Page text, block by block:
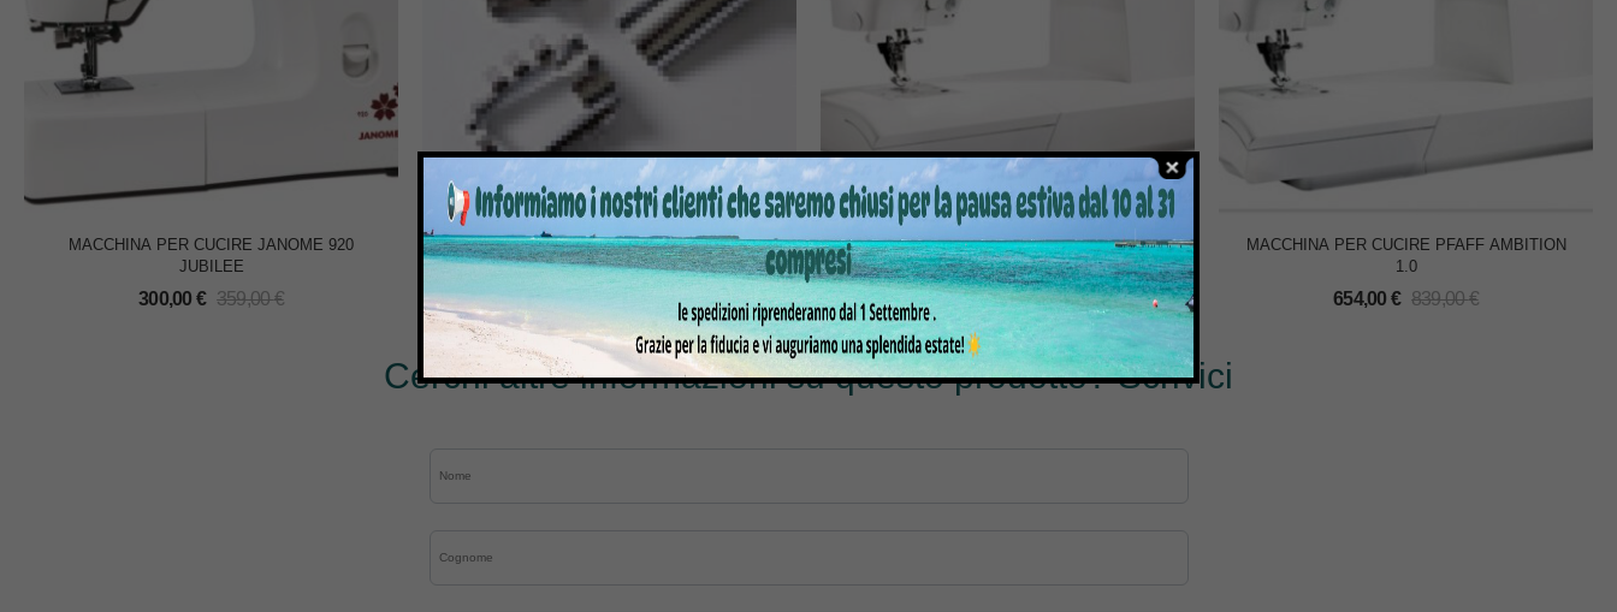
MACCHINA PER CUCIRE JANOME 920
JUBILEE
300,00 € 359,00€
SET TELAIO TUBOLARE PRCL1
1.300,00€ 1.899,00€
MACCHINA PER CUCIRE PFAFF AMBITION
1.5
640,00€ 999,00€
MACCHINA PER CUCIRE PFAFF AMBITION
1.0
654,00 € 839,00€
Cerchi altre informazioni su questo prodotto? Scrivici